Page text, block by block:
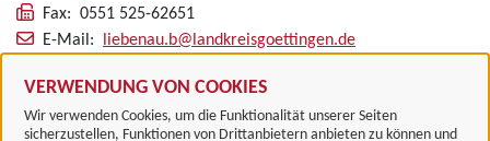
VERWENDUNG VON COOKIES
Wir verwenden Cookies, um die Funktionalität unserer Seiten
sicherzustellen, Funktionen von Drittanbietern anbieten zu können und
Fax: 0551 525-62651
E-Mail:
liebenau.b@landkreisgoettingen.de
Alle zugeordneten Einrichtungen